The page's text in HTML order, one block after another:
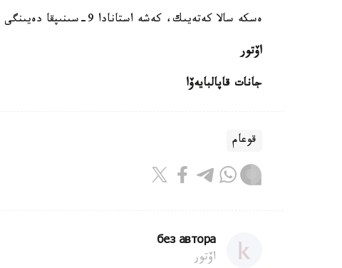
ەسكە سالا كەتەيىك، كەشە استانادا 9-سىنىپقا دەيىنگى وقۋشىلار ونلاين فورماتقا اۋىساتىنى حابارلانعان.
اۆتور
جانات قاپالبايەۆا
قوعام
без автора
اۆتور